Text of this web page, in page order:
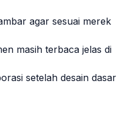
agar sesuai merek
masih terbaca jelas di
setelah desain dasar